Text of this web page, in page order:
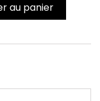
au panier